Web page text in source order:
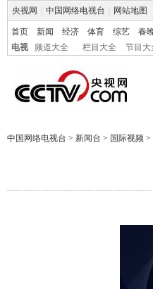
央视网 中国网络电视台 网站地图
首页 新闻 经济 体育 综艺 春
电视
频道大全 栏目大全 节目大
中国网络电视台 > 新闻台 > 国际视频 >